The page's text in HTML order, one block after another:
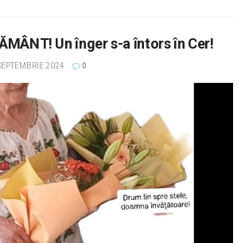
Un înger s-a întors în Cer!
2024 0